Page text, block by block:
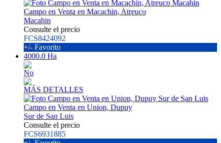
Campo en Venta en Macachin, Atreuco
Macahin
Consulte el precio
FCS8424092
+/- Favorito
4000.0 Ha
No
MÁS DETALLES
Campo en Venta en Union, Dupuy
Sur de San Luis
Consulte el precio
FCS6931885